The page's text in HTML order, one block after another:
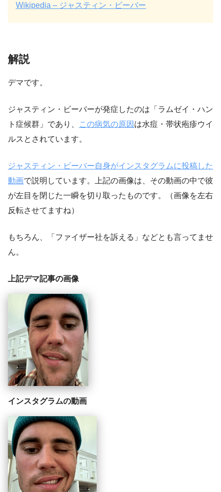
Wikipedia – ジャスティン・ビーバー
解説
デマです。
ジャスティン・ビーバーが発症したのは「ラムゼイ・ハン
ト症候群」であり、
この病気の原因 は水痘・帯状疱疹ウイ
ルスとされています。
ジャスティン・ビーバー自身がインスタグラムに投稿した
動画で説明しています。上記の画像は、その動画の中で彼
が左目を閉じた一瞬を切り取ったものです。（画像を左右
反転させてますね）
もちろん、「ファイザー社を訴える」などとも言ってませ
ん。
上記デマ記事の画像
インスタグラムの動画